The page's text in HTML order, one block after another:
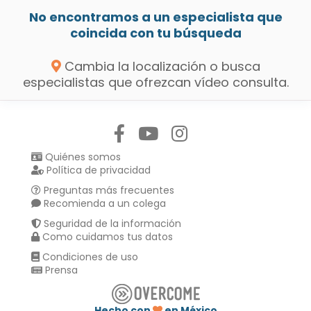
No encontramos a un especialista que
coincida con tu búsqueda
Cambia la localización o busca
especialistas que ofrezcan vídeo consulta.
Quiénes somos
Política de privacidad
Preguntas más frecuentes
Recomienda a un colega
Seguridad de la información
Como cuidamos tus datos
Condiciones de uso
Prensa